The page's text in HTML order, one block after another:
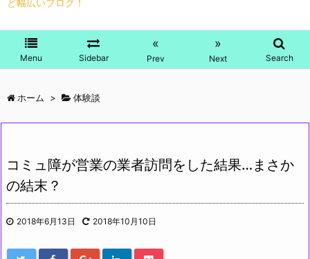
ど幅広いブログ！
Menu Sidebar
«
Prev
»
Next Search
ホーム > 体験談
コミュ障が営業の業者訪問をした結果…まさか
の結末？
2018年6月13日 2018年10月10日